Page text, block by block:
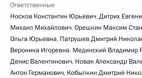
Ответственные
Носков Константин Юрьевич,Дитрих
Михаил Михайлович,Орешкин Максим
Ольга Юрьевна, Патрушев Дмитрий
Вероника Игоревна, Мединский Владимир
Денис Валентинович, Новак Александр
Антон Германович, Кобылкин Дмитрий